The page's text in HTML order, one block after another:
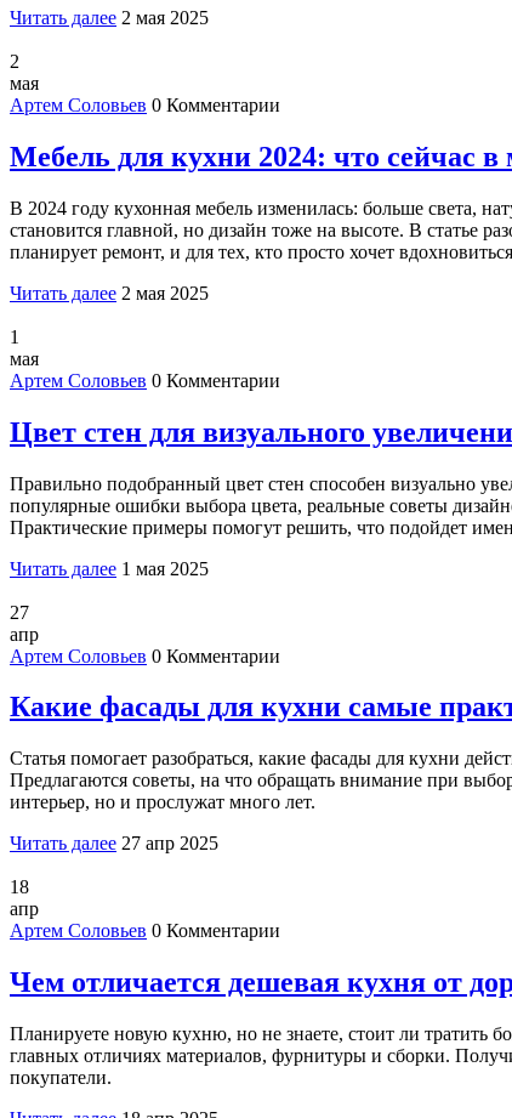
Читать далее 2 мая 2025
2
мая
Артем Соловьев 0 Комментарии
Мебель для кухни 2024: что сейчас в
В 2024 году кухонная мебель изменилась: больше света,
становится главной, но дизайн тоже на высоте. В статье
планирует ремонт, и для тех, кто просто хочет
Читать далее 2 мая 2025
1
мая
Артем Соловьев 0 Комментарии
Цвет стен для визуального
Правильно подобранный цвет стен способен визуально
популярные ошибки выбора цвета, реальные советы
Практические примеры помогут решить, что подойдет
Читать далее 1 мая 2025
27
апр
Артем Соловьев 0 Комментарии
Какие фасады для кухни самые
Статья помогает разобраться, какие фасады для кухни
Предлагаются советы, на что обращать внимание при
интерьер, но и прослужат много лет.
Читать далее 27 апр 2025
18
апр
Артем Соловьев 0 Комментарии
Чем отличается дешевая кухня от
Планируете новую кухню, но не знаете, стоит ли тратить
главных отличиях материалов, фурнитуры и сборки.
покупатели.